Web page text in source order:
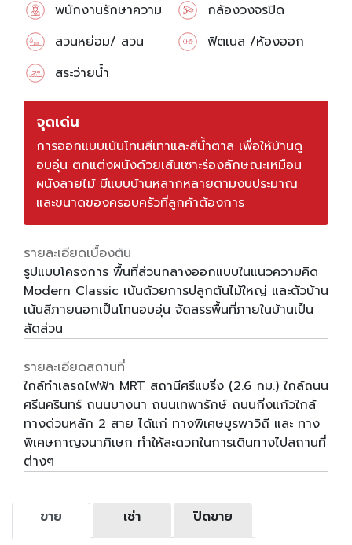
พนักงานรักษาความ
ปลอดภัย
กล้องวงจรปิด
สวนหย่อม/ สวน
สาธารณะ
ฟิตเนส /ห้องออก
สระว่ายน้ำ
จุดเด่น
การออกแบบเน้นโทนสีเทาและสีน้ำตาล เพื่อให้บ้านดู
อบอุ่น ตกแต่งผนังด้วยเส้นเซาะร่องลักษณะเหมือน
ผนังลายไม้ มีแบบบ้านหลากหลายตามงบประมาณ
และขนาดของครอบครัวที่ลูกค้าต้องการ
รายละเอียดเบื้องต้น
รูปแบบโครงการ พื้นที่ส่วนกลางออกแบบในแนวความคิด
Modern Classic เน้นด้วยการปลูกต้นไม้ใหญ่ และตัวบ้าน
เน้นสีภายนอกเป็นโทนอบอุ่น จัดสรรพื้นที่ภายในบ้านเป็น
สัดส่วน
รายละเอียดสถานที่
ใกล้ทำเลรถไฟฟ้า MRT สถานีศรีแบริ่ง (2.6 กม.) ใกล้ถนน
ศรีนครินทร์ ถนนบางนา ถนนเทพารักษ์ ถนนกิ่งแก้วใกล้
ทางด่วนหลัก 2 สาย ได้แก่ ทางพิเศษบูรพาวิถี และ ทาง
พิเศษกาญจนาภิเษก ทำให้สะดวกในการเดินทางไปสถานที่
ต่างๆ
ขาย เช่า ปิดขาย